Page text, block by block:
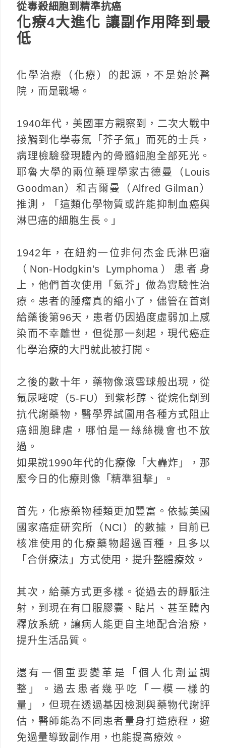
從毒殺細胞到精準抗癌
化療4大進化 讓副作用降到最
低
化學治療（化療）的起源，不是始於醫
院，而是戰場。
1940年代，美國軍方觀察到，二次大戰中
接觸到化學毒氣「芥子氣」而死的士兵，
病理檢驗發現體內的骨髓細胞全部死光。
耶魯大學的兩位藥理學家古德曼（Louis
Goodman）和吉爾曼（Alfred Gilman）
推測，「這類化學物質或許能抑制血癌與
淋巴癌的細胞生長。」
1942年，在紐約一位非何杰金氏淋巴瘤
（Non-Hodgkin’s Lymphoma）患者身
上，他們首次使用「氮芥」做為實驗性治
療。患者的腫瘤真的縮小了，儘管在首劑
給藥後第96天，患者仍因過度虛弱加上感
染而不幸離世，但從那一刻起，現代癌症
化學治療的大門就此被打開。
之後的數十年，藥物像滾雪球般出現，從
氟尿嘧啶（5-FU）到紫杉醇、從烷化劑到
抗代謝藥物，醫學界試圖用各種方式阻止
癌細胞肆虐，哪怕是一絲絲機會也不放
過。
如果說1990年代的化療像「大轟炸」，那
麼今日的化療則像「精準狙擊」。
首先，化療藥物種類更加豐富。依據美國
國家癌症研究所（NCI）的數據，目前已
核准使用的化療藥物超過百種，且多以
「合併療法」方式使用，提升整體療效。
其次，給藥方式更多樣。從過去的靜脈注
射，到現在有口服膠囊、貼片、甚至體內
釋放系統，讓病人能更自主地配合治療，
提升生活品質。
還有一個重要變革是「個人化劑量調
整」。過去患者幾乎吃「一模一樣的
量」，但現在透過基因檢測與藥物代謝評
估，醫師能為不同患者量身打造療程，避
免過量導致副作用，也能提高療效。